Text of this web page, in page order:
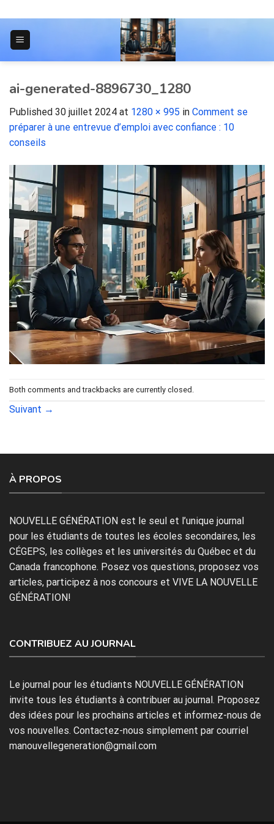
to
content
ai-generated-8896730_1280
Published 30 juillet 2024 at 1280 × 995 in Comment se
préparer à une entrevue d’emploi avec confiance : 10
conseils
Both comments and trackbacks are currently closed.
Suivant →
À PROPOS
NOUVELLE GÉNÉRATION est le seul et l’unique journal
pour les étudiants de toutes les écoles secondaires, les
CÉGEPS, les collèges et les universités du Québec et du
Canada francophone. Posez vos questions, proposez vos
articles, participez à nos concours et VIVE LA NOUVELLE
GÉNÉRATION!
CONTRIBUEZ AU JOURNAL
Le journal pour les étudiants NOUVELLE GÉNÉRATION
invite tous les étudiants à contribuer au journal. Proposez
des idées pour les prochains articles et informez-nous de
vos nouvelles. Contactez-nous simplement par courriel
manouvellegeneration@gmail.com